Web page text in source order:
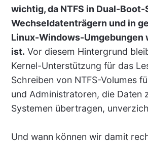
wichtig, da NTFS in Dual-
Wechseldatenträgern und in
Linux-Windows-Umgebungen
ist. Vor diesem Hintergrund
Kernel-Unterstützung für das
Schreiben von NTFS-Volumes
und Administratoren, die Daten
Systemen übertragen,
Und wann können wir damit